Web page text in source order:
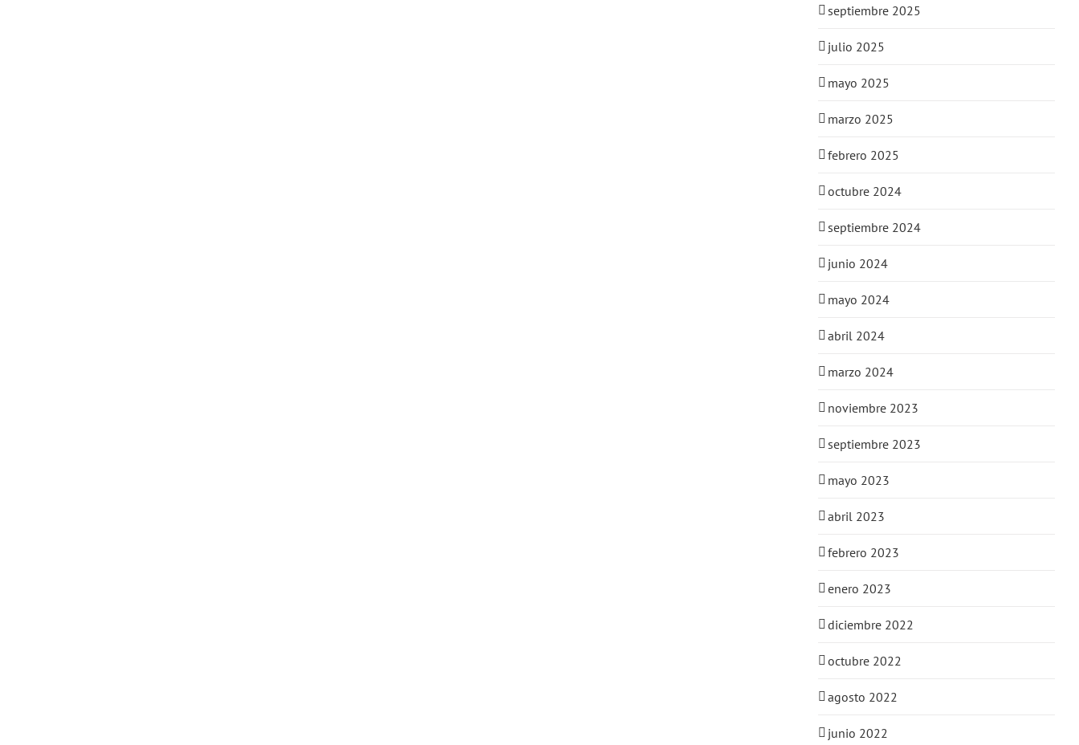
septiembre 2025
julio 2025
mayo 2025
marzo 2025
febrero 2025
octubre 2024
septiembre 2024
junio 2024
mayo 2024
abril 2024
marzo 2024
noviembre 2023
septiembre 2023
mayo 2023
abril 2023
febrero 2023
enero 2023
diciembre 2022
octubre 2022
agosto 2022
junio 2022